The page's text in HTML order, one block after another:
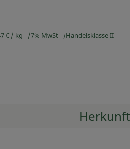
€ / kg 7% MwSt Handelsklasse II
Herkunft